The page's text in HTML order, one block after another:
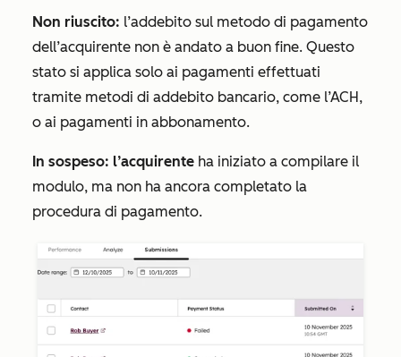
Non riuscito: l’addebito sul metodo di pagamento
dell’acquirente non è andato a buon fine. Questo
stato si applica solo ai pagamenti effettuati
tramite metodi di addebito bancario, come l’ACH,
o ai pagamenti in abbonamento.
In sospeso: l’acquirente ha iniziato a compilare il
modulo, ma non ha ancora completato la
procedura di pagamento.